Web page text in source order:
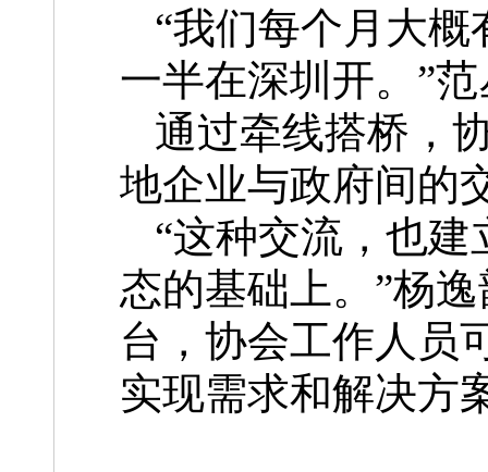
“我们每个月大
一半在深圳开。”
通过牵线搭桥，
地企业与政府间的
“这种交流，也
态的基础上。”杨
台，协会工作人员
实现需求和解决方